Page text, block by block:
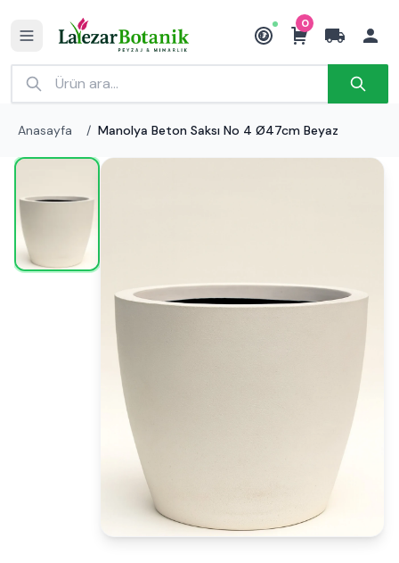
₺
0
Anasayfa / Manolya Beton Saksı No 4 Ø47cm Beyaz